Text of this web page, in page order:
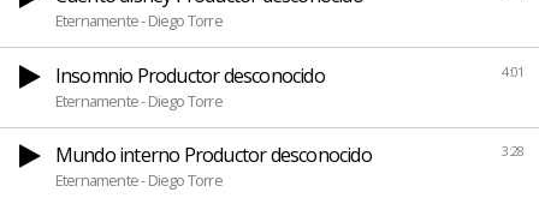
Eternamente - Diego Torre
4:01
Insomnio Productor desconocido
Eternamente - Diego Torre
3:28
Mundo interno Productor desconocido
Eternamente - Diego Torre